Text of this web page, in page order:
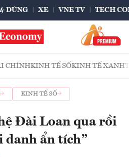
DÙNG XE VNE TV TECH
CHÍNHKINH TẾ SỐKINH TẾ XANH
KINH TẾ SỐ
Đài Loan qua rồi
danh ẩn tích”